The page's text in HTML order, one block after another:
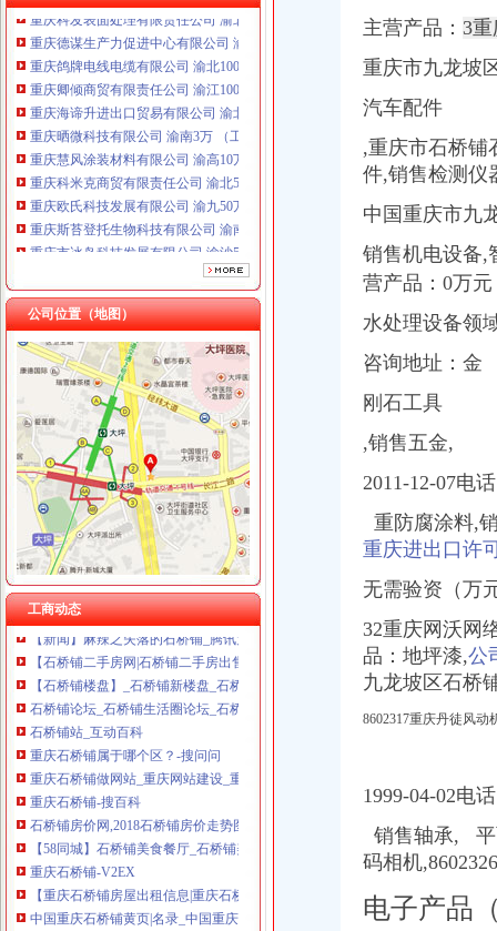
重庆鸽牌电线电缆有限公司 渝北10010万 (进出口权)
重庆卿倾商贸有限责任公司 渝江100万 （工商注册）
重庆海谛升进出口贸易有限公司 渝北100万 （进出口权）
重庆晒微科技有限公司 渝南3万 （工商注册）
重庆慧风涂装材料有限公司 渝高10万 （工商注册）
重庆科米克商贸有限责任公司 渝北50万 （工商注册）
重庆欧氏科技发展有限公司 渝九50万 （进出口权）
重庆斯苔登托生物科技有限公司 渝南10万 （工商注册）
重庆市冰岛科技发展有限公司 渝沙50万 （进出口权）
重庆科发表面处理有限责任公司 渝北800万 （进出口权）
重庆德谋生产力促进中心有限公司 渝大10万 （工商注册）
重庆鸽牌电线电缆有限公司 渝北10010万 (进出口权)
重庆卿倾商贸有限责任公司 渝江100万 （工商注册）
重庆海谛升进出口贸易有限公司 渝北100万 （进出口权）
重庆晒微科技有限公司 渝南3万 （工商注册）
重庆慧风涂装材料有限公司 渝高10万 （工商注册）
重庆科米克商贸有限责任公司 渝北50万 （工商注册）
重庆欧氏科技发展有限公司 渝九50万 （进出口权）
重庆斯苔登托生物科技有限公司 渝南10万 （工商注册）
重庆市冰岛科技发展有限公司 渝沙50万 （进出口权）
重庆科发表面处理有限责任公司 渝北800万 （进出口权）
重庆德谋生产力促进中心有限公司 渝大10万 （工商注册）
公司位置（地图）
工商动态
石桥铺
石桥铺到山洞怎么走_艺龙旅行网
石桥铺总价25万起的单配+精装修现房+4年租约,重庆九龙坡石桥铺石
【石桥铺精致轮廓_石桥铺提升轮廓_石桥铺脸部轮廓整形】-58到家
石桥铺育才家教的微博_腾讯微博
【石桥铺哪可以学会计】价格_厂家_图片-Hc360慧聪网
石桥铺-搜百科
【石桥铺租房|石桥铺租房网|重庆九龙坡石桥铺租房信息】-重庆58同城
【石桥铺二手房|重庆石桥铺二手房出售】-重庆房天下
【新闻】麻辣之失落的石桥铺_腾讯大渝网_腾讯网
【石桥铺二手房网|石桥铺二手房出售|石桥铺二手房买卖信息】-重庆58
【石桥铺楼盘】_石桥铺新楼盘_石桥铺房价-重庆房天下
石桥铺论坛_石桥铺生活圈论坛_石桥铺吧_石桥铺贴吧_石桥铺事_石桥
石桥铺站_互动百科
重庆石桥铺属于哪个区？-搜问问
重庆石桥铺做网站_重庆网站建设_重庆网站制作_重庆网络推广_快忻网
重庆石桥铺-搜百科
石桥铺房价网,2018石桥铺房价走势图,重庆九龙坡石桥铺二手房价格
【58同城】石桥铺美食餐厅_石桥铺美食推荐_石桥铺美食大全
重庆石桥铺-V2EX
【重庆石桥铺房屋出租信息|重庆石桥铺租房】-重庆赶集网
中国重庆石桥铺黄页|名录_中国重庆石桥铺公司|厂家-八方资源重庆黄页
【重庆石桥铺信息】赶集网
重庆石桥铺地铁站附近酒店_重庆石桥铺地铁站附近宾馆-住哪儿网
主营产品： 3
重庆市九龙坡
汽车配件
,重庆市石桥铺
件,销售检测仪
中国重庆市九
销售机电设备,
营产品：0万
水处理设备领
咨询地址：金
刚石工具
,销售五金,
2011-12-07电
重防腐涂料,
重庆进出口许
无需验资（万
32重庆网沃网
品： 地坪漆,公
九龙坡区石桥
8602317重庆丹徒风
1999-04-02电
销售轴承, 平
码相机
电子产品